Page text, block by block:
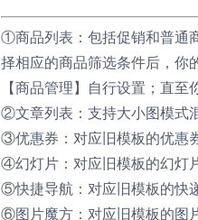
①商品列表：包括促销和普通
择相应的商品筛选条件后，你
【商品管理】自行设置；直
②文章列表：支持大小图模式
③优惠券：对应旧模板的优惠
④幻灯片：对应旧模板的幻灯
⑤快捷导航：对应旧模板的快
⑥图片魔方：对应旧模板的图